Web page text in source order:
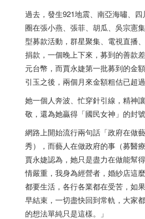
過去，發生921地震、南亞海嘯、
圈在張小燕、張菲、胡瓜、吳宗憲
型募款活動，群星聚集、電視直播
捐款，一個晚上下來，募到的善款
元台幣，而賈永婕第一批募到的金
引玉之後，兩個月來金額粗估已超過
她一個人奔波、忙穿針引線，精神
敬，還為她贏得「國民女神」的封號
網路上開始流行兩句話「政府在做
秀），而藝人在做政府的事（募醫
賈永婕認為，她只是盡力在做能幫
情嚴重，我身為經營者，婚紗店這
都要生活，各行各業都在受苦，如
早結束，一切盡快回到常軌，大家
的想法單純只是這樣。」